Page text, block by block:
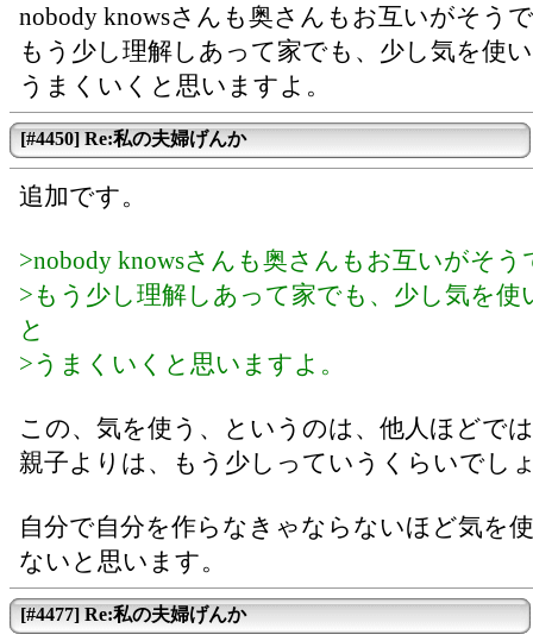
nobody knowsさんも奥さんもお互いがそう
もう少し理解しあって家でも、少し気を使
うまくいくと思いますよ。
[#4450] Re:私の夫婦げんか
追加です。
>nobody knowsさんも奥さんもお互いがそう
>もう少し理解しあって家でも、少し気を使
と
>うまくいくと思いますよ。
この、気を使う、というのは、他人ほどで
親子よりは、もう少しっていうくらいでし
自分で自分を作らなきゃならないほど気を
ないと思います。
[#4477] Re:私の夫婦げんか